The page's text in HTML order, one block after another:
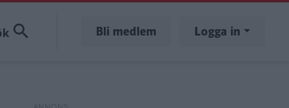
Bli medlem Logga in